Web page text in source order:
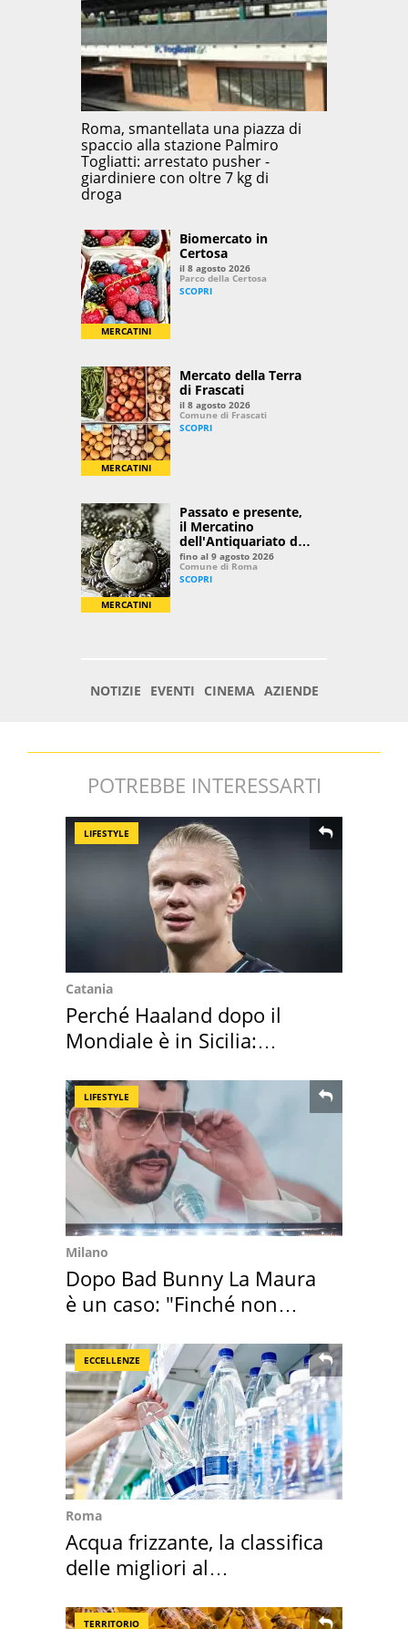
POTREBBE INTERESSARTI
LIFESTYLE
Catania
Perché Haaland dopo il
Mondiale è in Sicilia:
LIFESTYLE
Milano
Dopo Bad Bunny La Maura
è un caso: "Finché non
ECCELLENZE
Roma
Acqua frizzante, la classifica
delle migliori al
TERRITORIO